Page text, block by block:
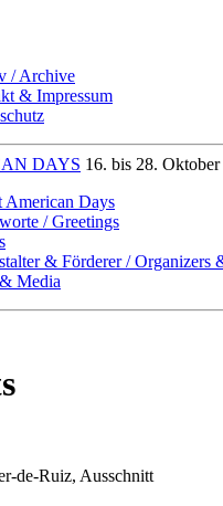
/ Archive
& Impressum
16. bis 28.
American Days
/ Greetings
& Förderer / Organizers
Media
de-Ruiz, Ausschnitt